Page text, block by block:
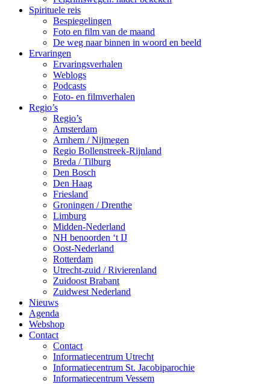
Spirituele reis
Bespiegelingen
Foto en film van de maand
De weg naar binnen in woord en beeld
Ervaringen
Ervaringsverhalen
Weblogs
Podcasts
Foto- en filmverhalen
Regio’s
Regio’s
Amsterdam
Arnhem / Nijmegen
Regio Bollenstreek-Rijnland
Breda / Tilburg
Den Bosch
Den Haag
Friesland
Groningen / Drenthe
Limburg
Midden-Nederland
NH benoorden ‘t IJ
Oost-Nederland
Rotterdam
Utrecht-zuid / Rivierenland
Zuidoost Brabant
Zuidwest Nederland
Nieuws
Agenda
Webshop
Contact
Contact
Informatiecentrum Utrecht
Informatiecentrum St. Jacobiparochie
Informatiecentrum Vessem